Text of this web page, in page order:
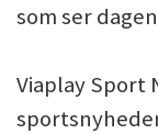
som ser
Viaplay Sport